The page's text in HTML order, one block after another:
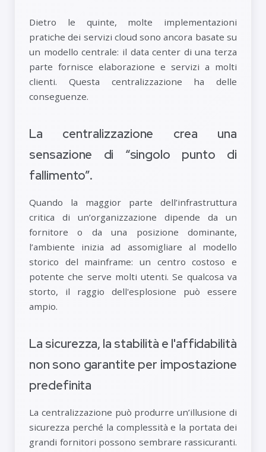
Dietro le quinte, molte implementazioni
pratiche dei servizi cloud sono ancora basate su
un modello centrale: il data center di una terza
parte fornisce elaborazione e servizi a molti
clienti. Questa centralizzazione ha delle
conseguenze.
La centralizzazione crea una
sensazione di “singolo punto di
fallimento”.
Quando la maggior parte dell’infrastruttura
critica di un’organizzazione dipende da un
fornitore o da una posizione dominante,
l’ambiente inizia ad assomigliare al modello
storico del mainframe: un centro costoso e
potente che serve molti utenti. Se qualcosa va
storto, il raggio dell'esplosione può essere
ampio.
La sicurezza, la stabilità e l'affidabilità
non sono garantite per impostazione
predefinita
La centralizzazione può produrre un’illusione di
sicurezza perché la complessità e la portata dei
grandi fornitori possono sembrare rassicuranti.